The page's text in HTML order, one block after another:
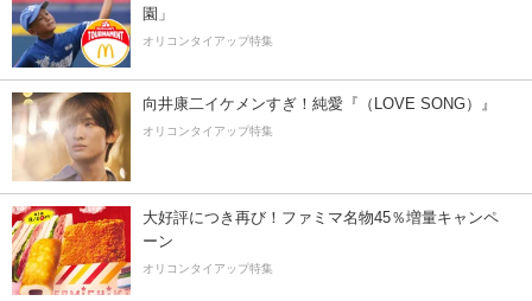
園」
オリコンタイアップ特集
向井康二イケメンすぎ！純愛『（LOVE SONG）』
オリコンタイアップ特集
大好評につき再び！ファミマ名物45％増量キャンペ
ーン
オリコンタイアップ特集